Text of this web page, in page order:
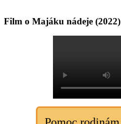
Film o Majáku nádeje (2022)